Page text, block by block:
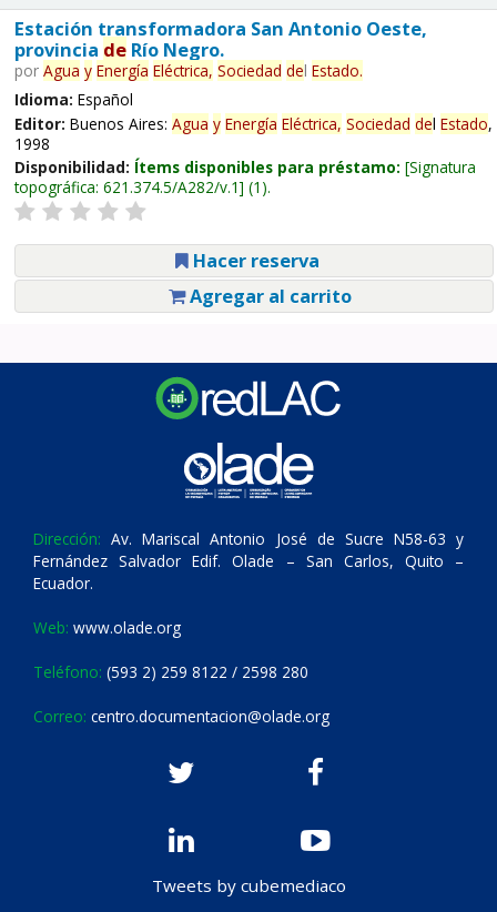
Estación transformadora San Antonio Oeste,
provincia deRío Negro.
por Agua y Energía Eléctrica, Sociedad del Estado.
Idioma: Español
Editor: Buenos Aires: Agua y Energía Eléctrica, Sociedad del Estado,
1998
Disponibilidad: Ítems disponibles para préstamo: Signatura
topográfica: 621.374.5/A282/v.1 (1).
Hacer reserva
Agregar al carrito
Dirección: Av. Mariscal Antonio José de Sucre N58-63 y
Fernández Salvador Edif. Olade – San Carlos, Quito –
Ecuador.
Web: www.olade.org
Teléfono: (593 2) 259 8122 / 2598 280
Correo: centro.documentacion@olade.org
Tweets by cubemediaco